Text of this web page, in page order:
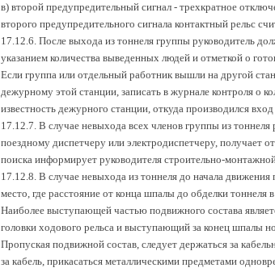
в) второй предупредительный сигнал - трехкратное
второго предупредительного сигнала контактный рельс
17.12.6. После выхода из тоннеля группы руководитель
указанием количества выведенных людей и отметкой о
Если группа или отдельный работник вышли на другой
дежурному этой станции, записать в журнале контроля о
известность дежурного станции, откуда производился вход
17.12.7. В случае невыхода всех членов группы из
поездному диспетчеру или электродиспетчеру, получает
поиска информирует руководителя строительно-
17.12.8. В случае невыхода из тоннеля до начала
место, где расстояние от конца шпалы до обделки тоннеля
Наиболее выступающей частью подвижного состава
головки ходового рельса и выступающий за конец шпалы
Пропуская подвижной состав, следует держаться за
за кабель, прикасаться металлическими предметами